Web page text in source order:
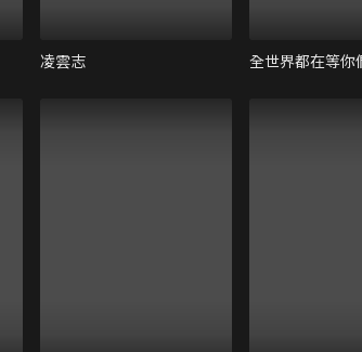
凌雲志 全世界都在等你